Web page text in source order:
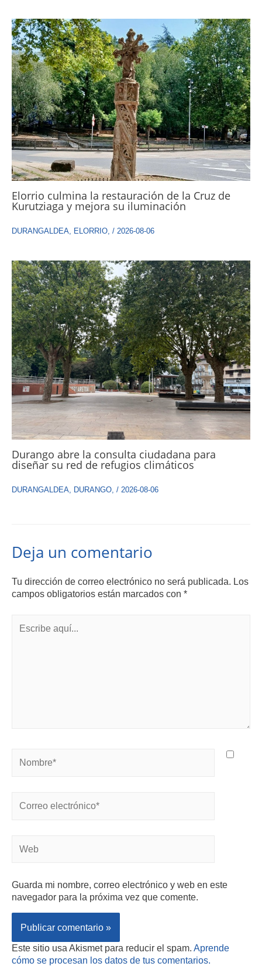
Elorrio culmina la restauración de la Cruz de
Kurutziaga y mejora su iluminación
DURANGALDEA ELORRIO / 2026-08-06
Durango abre la consulta ciudadana para
diseñar su red de refugios climáticos
DURANGALDEA DURANGO / 2026-08-06
Deja un comentario
Tu dirección de correo electrónico no será publicada. Los
campos obligatorios están marcados con *
Guarda mi nombre, correo electrónico y web en este
navegador para la próxima vez que comente.
Este sitio usa Akismet para reducir el spam. Aprende
cómo se procesan los datos de tus comentarios.